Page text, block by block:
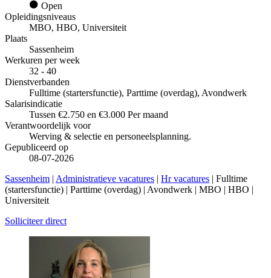
Open
Opleidingsniveaus
MBO, HBO, Universiteit
Plaats
Sassenheim
Werkuren per week
32 - 40
Dienstverbanden
Fulltime (startersfunctie), Parttime (overdag), Avondwerk
Salarisindicatie
Tussen €2.750 en €3.000 Per maand
Verantwoordelijk voor
Werving & selectie en personeelsplanning.
Gepubliceerd op
08-07-2026
Sassenheim | Administratieve vacatures | Hr vacatures | Fulltime
(startersfunctie) | Parttime (overdag) | Avondwerk | MBO | HBO |
Universiteit
Solliciteer direct